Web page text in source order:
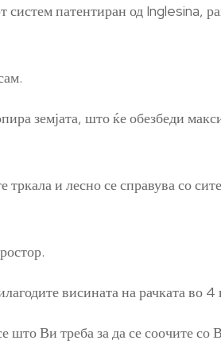
патентиран од Inglesina,
земјата, што ќе обезбеди
и лесно се справува со
висината на рачката во
што Ви треба за да се соочите